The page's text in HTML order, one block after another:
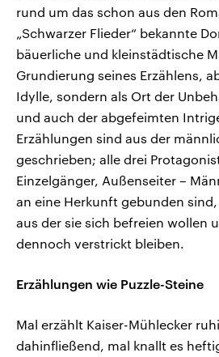
rund um das schon aus den
„Schwarzer Flieder“ bekannte
bäuerliche und kleinstädtische
Grundierung seines Erzählens,
Idylle, sondern als Ort der
und auch der abgefeimten
Erzählungen sind aus der
geschrieben; alle drei
Einzelgänger, Außenseiter –
an eine Herkunft gebunden
aus der sie sich befreien wollen
dennoch verstrickt bleiben.
Erzählungen wie Puzzle-Steine
Mal erzählt Kaiser-Mühlecker
dahinfließend, mal knallt es